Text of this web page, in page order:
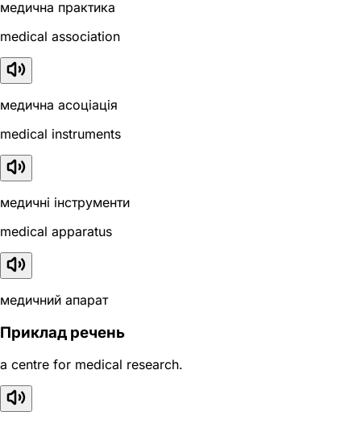
медична практика
medical association
медична асоціація
medical instruments
медичні інструменти
medical apparatus
медичний апарат
Приклад речень
a centre for medical research.